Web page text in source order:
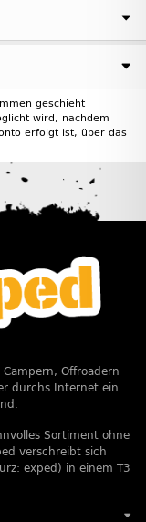
geschieht
wird, nachdem
erfolgt ist, über das
Offroadern
durchs Internet ein
Sortiment ohne
verschreibt sich
exped) in einem T3